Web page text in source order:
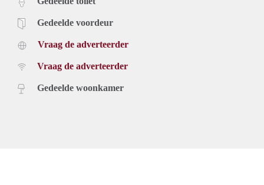
Gedeelde voordeur
Vraag de adverteerder
Vraag de adverteerder
Gedeelde woonkamer